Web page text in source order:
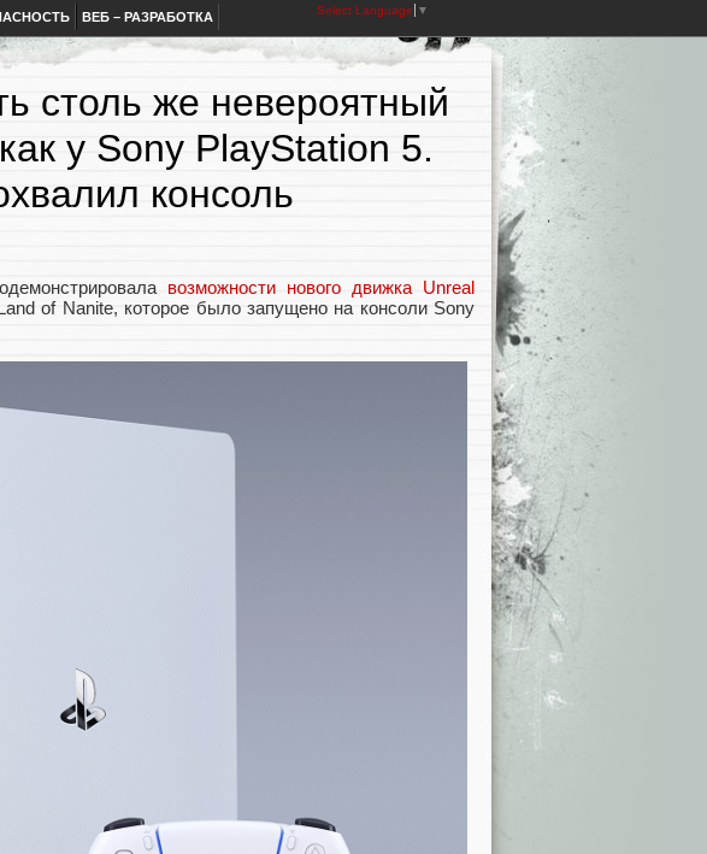
ВЕБ – РАЗРАБОТКА Select Language ▼
столь же невероятный
у Sony PlayStation 5.
консоль
возможности нового движка Unreal
of Nanite, которое было запущено на консоли Sony